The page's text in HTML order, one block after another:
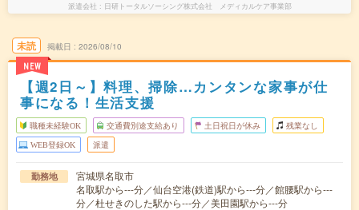
派遣会社 日研トータルソーシング株式会社 メディカルケア事業部
未読
NEW
掲載日 2026/08/10
【週2日～】料理、掃除…カンタンな家事が仕
事になる！生活支援
職種未経験OK 交通費別途支給あり 土日祝日が休み 残業なし
WEB登録OK 派遣
勤務地
宮城県名取市
名取駅から---分／仙台空港(鉄道)駅から---分／館腰駅から---
分／杜せきのした駅から---分／美田園駅から---分